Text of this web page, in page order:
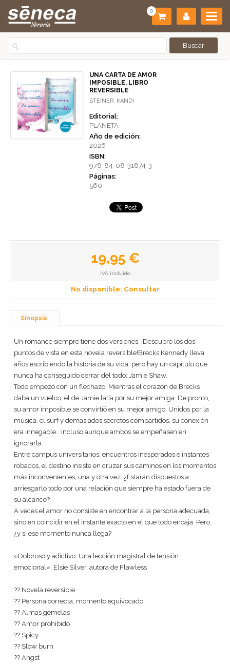
0
UNA CARTA DE AMOR
IMPOSIBLE. LIBRO
REVERSIBLE
STEINER, KANDI
Editorial:
PLANETA
Año de edición:
2026
ISBN:
978-84-08-31874-3
Páginas:
560
19,95 €
IVA incluido
No disponible: Consultar
Sinopsis
Un romance siempre tiene dos versiones. ¡Descubre los dos
puntos de vista en esta novela reversible!Brecks Kennedy lleva
años escribiendo la historia de su vida, pero hay un capítulo que
nunca ha conseguido cerrar del todo: Jamie Shaw.
Todo empezó con un flechazo. Mientras el corazón de Brecks
daba un vuelco, el de Jamie latía por su mejor amiga. De pronto,
su amor imposible se convirtió en su mejor amigo. Unidos por la
música, el surf y demasiados secretos compartidos, su conexión
era innegable… incluso aunque ambos se empeñasen en
ignorarla.
Entre campus universitarios, encuentros inesperados e instantes
robados, el destino insiste en cruzar sus caminos en los momentos
más inconvenientes, una y otra vez. ¿Estarán dispuestos a
arriesgarlo todo por una relación que siempre ha estado fuera de
su alcance?
A veces el amor no consiste en encontrar a la persona adecuada,
sino en coincidir en el instante exacto en el que todo encaja. Pero
¿y si ese momento nunca llega?
«Doloroso y adictivo. Una lección magistral de tensión
emocional». Elsie Silver, autora de Flawless
?? Novela reversible
?? Persona correcta, momento equivocado
?? Almas gemelas
?? Amor prohibido
?? Spicy
?? Slow burn
?? Angst